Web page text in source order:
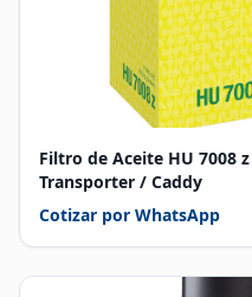
Filtro de Aceite HU 7008
Transporter / Caddy
Cotizar por WhatsApp